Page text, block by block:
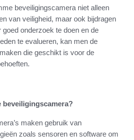
beveiligingscamera niet alleen
van veiligheid, maar ook bijdragen
onderzoek te doen en de
te evalueren, kan men de
die geschikt is voor de
beveiligingscamera?
maken gebruik van
zoals sensoren en software om